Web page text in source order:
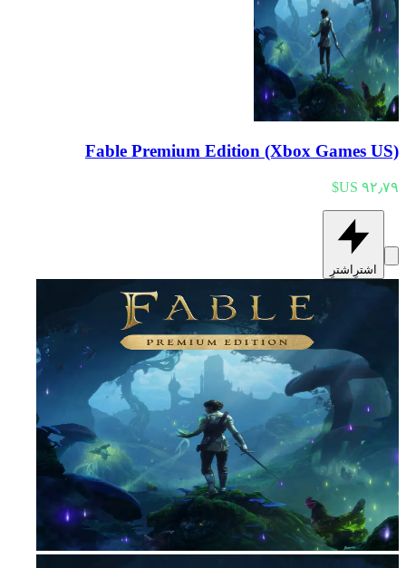
Fable Premium Edition (Xbox Games US)
اشترِ اشترِ